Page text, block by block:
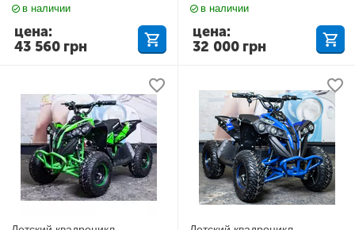
в наличии
43 560 грн
цена:
в наличии
32 000 грн
цена: